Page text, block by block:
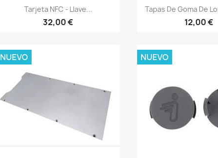
Vista rápida
Tarjeta NFC - Llave...
32,00 €
Vista
Tapas De Goma De
12,00 €
NUEVO NUEVO